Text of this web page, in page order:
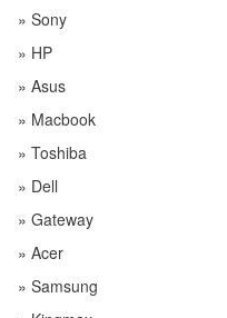
» Sony
» HP
» Asus
» Macbook
» Toshiba
» Dell
» Gateway
» Acer
» Samsung